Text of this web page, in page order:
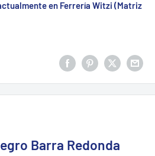
en Ferrería Witzi (Matriz
Barra Redonda